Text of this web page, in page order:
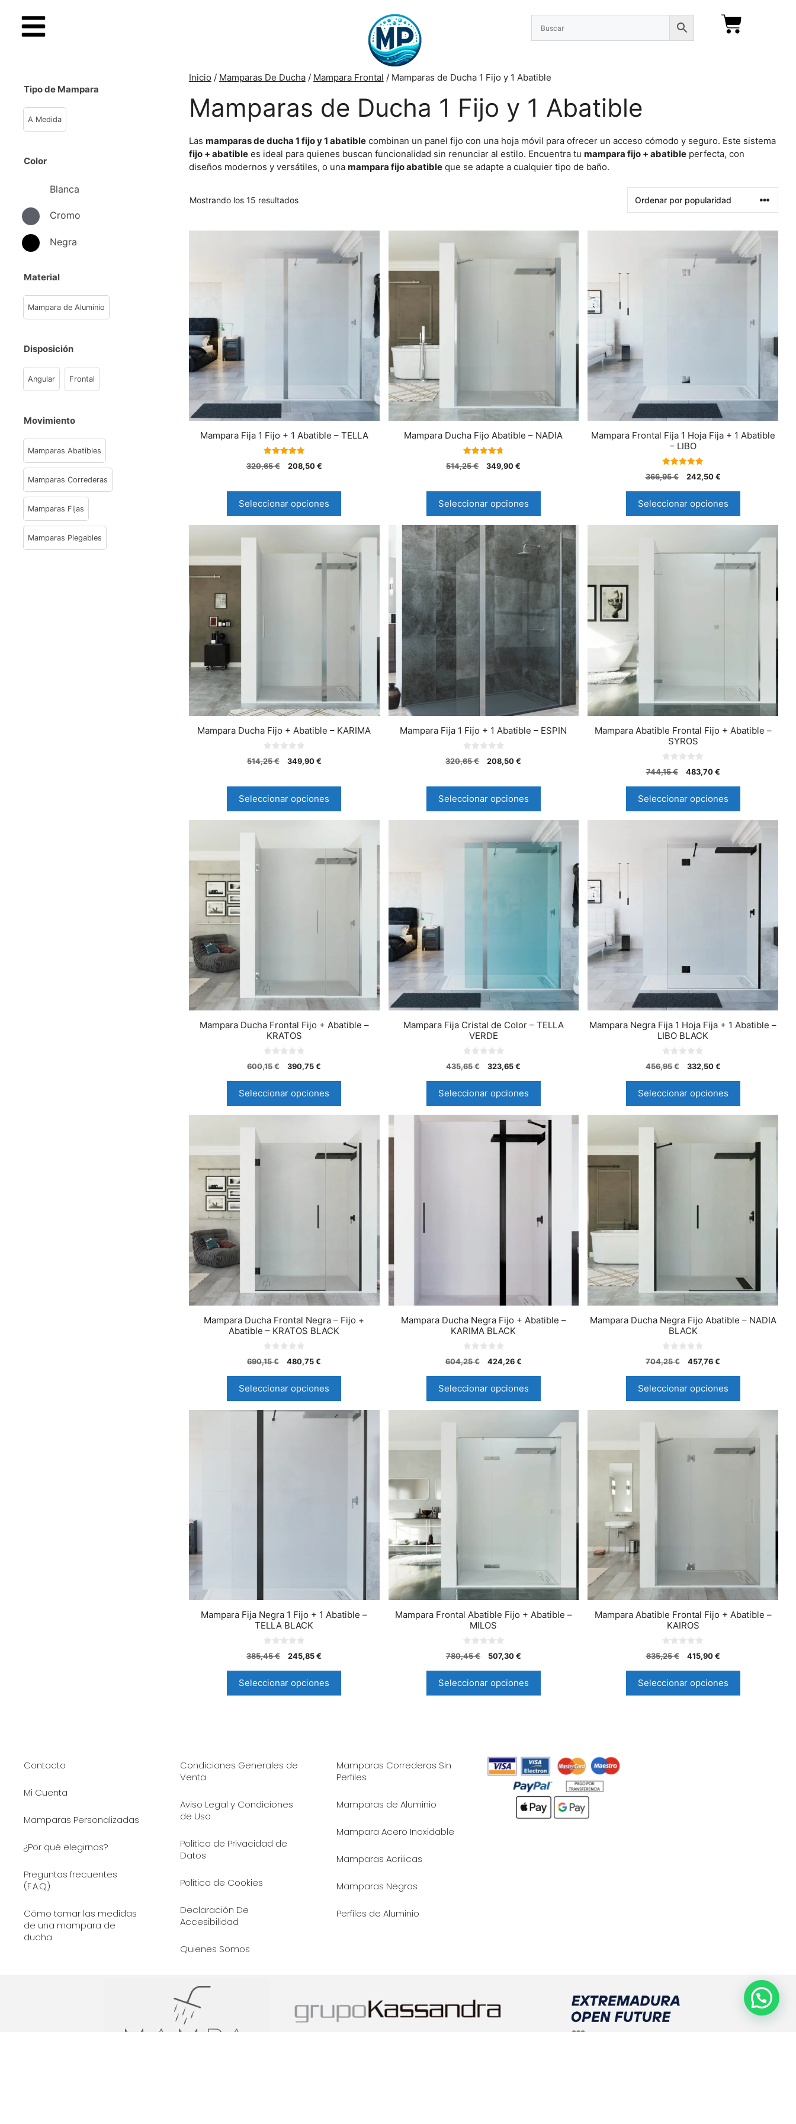
Inicio / Mamparas De Ducha/ Mampara Frontal / Mamparas de Ducha 1 Fijo y 1 Abatible
Mamparas de Ducha 1 Fijo y 1 Abatible
Las mamparas de ducha 1 fijo y 1 abatiblecombinan un panel fijo con una hoja móvil para ofrecer un acceso cómodo y seguro. Este sistema
fijo + abatiblees ideal para quienes buscan funcionalidad sin renunciar al estilo. Encuentra tu mampara fijo + abatibleperfecta, con
diseños modernos y versátiles, o una mampara fijo abatibleque se adapte a cualquier tipo de baño.
Mostrando los 15 resultados
Mampara Fija 1 Fijo + 1 Abatible – TELLA
5.00
de 5
320,65€ 208,50 €
Seleccionar opciones
Mampara Ducha Fijo Abatible – NADIA
4.75
de 5
514,25€ 349,90€
Seleccionar opciones
Mampara Frontal Fija 1 Hoja Fija + 1 Abatible
– LIBO
5.00
de 5
366,95€ 242,50 €
Seleccionar opciones
Mampara Ducha Fijo + Abatible – KARIMA
0
d
514,25€ 349,90 €
Seleccionar opciones
Mampara Fija 1 Fijo + 1 Abatible – ESPIN
0
d
320,65€ 208,50€
Seleccionar opciones
Mampara Abatible Frontal Fijo + Abatible –
SYROS
0
d
5
744,15€ 483,70 €
Seleccionar opciones
Mampara Ducha Frontal Fijo + Abatible –
KRATOS
0
d
5
600,15€ 390,75€
Seleccionar opciones
Mampara Fija Cristal de Color – TELLA
VERDE
0
d
5
435,65€ 323,65€
Seleccionar opciones
Mampara Negra Fija 1 Hoja Fija + 1 Abatible –
LIBO BLACK
0
d
5
456,95€ 332,50 €
Seleccionar opciones
Mampara Ducha Frontal Negra – Fijo +
Abatible – KRATOS BLACK
0
d
5
690,15€ 480,75€
Seleccionar opciones
Mampara Ducha Negra Fijo + Abatible –
KARIMA BLACK
0
d
5
604,25€ 424,26 €
Seleccionar opciones
Mampara Ducha Negra Fijo Abatible – NADIA
BLACK
0
d
5
704,25€ 457,76€
Seleccionar opciones
Mampara Fija Negra 1 Fijo + 1 Abatible –
TELLA BLACK
0
d
5
385,45€ 245,85€
Seleccionar opciones
Mampara Frontal Abatible Fijo + Abatible –
MILOS
0
d
5
780,45€ 507,30 €
Seleccionar opciones
Mampara Abatible Frontal Fijo + Abatible –
KAIROS
0
d
5
635,25€ 415,90 €
Seleccionar opciones
Tipo de Mampara
A Medida
Color
Blanca
Cromo
Negra
Material
Mampara de Aluminio
Disposición
Angular Frontal
Movimiento
Mamparas Abatibles
Mamparas Correderas
Mamparas Fijas
Mamparas Plegables
Contacto
Mi Cuenta
Mamparas Personalizadas
¿Por qué elegirnos?
Preguntas frecuentes
(F.A.Q)
Cómo tomar las medidas
de una mampara de
ducha
Condiciones Generales de
Venta
Aviso Legal y Condiciones
de Uso
Política de Privacidad de
Datos
Política de Cookies
Declaración De
Accesibilidad
Quienes Somos
Mamparas Correderas Sin
Perfiles
Mamparas de Aluminio
Mampara Acero Inoxidable
Mamparas Acrilicas
Mamparas Negras
Perfiles de Aluminio